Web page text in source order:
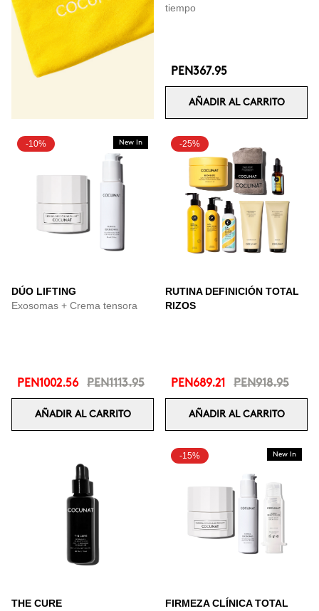
tiempo
PEN367.95
AÑADIR AL CARRITO
-10% New In
DÚO LIFTING
Exosomas + Crema tensora
PEN1002.56 PEN1113.95
AÑADIR AL CARRITO
-25%
RUTINA DEFINICIÓN TOTAL
RIZOS
PEN689.21 PEN918.95
AÑADIR AL CARRITO
THE CURE
-15% New In
FIRMEZA CLÍNICA TOTAL